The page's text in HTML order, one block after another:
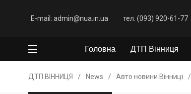
E-mail: admin@nua.in.ua тел. (093) 920-61-77
Головна ДТП Вінниця
ДТП ВІННИЦЯ / News / Авто новини Вінниці /